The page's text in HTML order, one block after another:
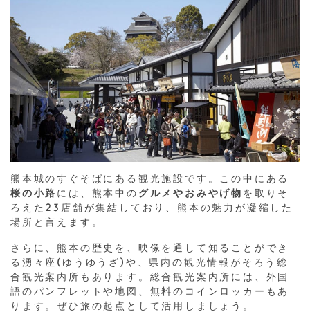
熊本城のすぐそばにある観光施設です。この中にある
桜の小路 には、熊本中の グルメやおみやげ物 を取りそ
ろえた23店舗が集結しており、熊本の魅力が凝縮した
場所と言えます。
さらに、熊本の歴史を、映像を通して知ることができ
る湧々座(ゆうゆうざ)や、県内の観光情報がそろう総
合観光案内所もあります。総合観光案内所には、外国
語のパンフレットや地図、無料のコインロッカーもあ
ります。ぜひ旅の起点として活用しましょう。